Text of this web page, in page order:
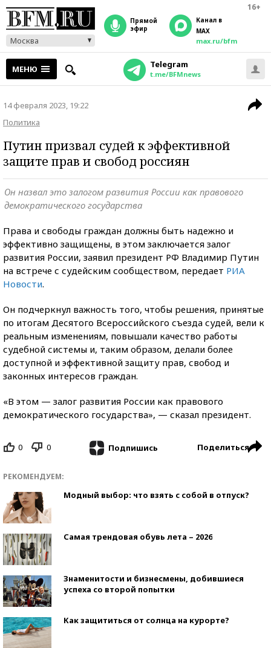
16+
Москва
прямой
эфир
Канал в
MAX
max.ru/bfm
МЕНЮ Telegram
t.me/BFMnews
14 февраля 2023, 19:22
Политика
Путин призвал судей к эффективной
защите прав и свобод россиян
Он назвал это залогом развития России как правового
демократического государства
Права и свободы граждан должны быть надежно и
эффективно защищены, в этом заключается залог
развития России, заявил президент РФ Владимир Путин
на встрече с судейским сообществом, передает РИА
Новости.
Он подчеркнул важность того, чтобы решения, принятые
по итогам Десятого Всероссийского съезда судей, вели к
реальным изменениям, повышали качество работы
судебной системы и, таким образом, делали более
доступной и эффективной защиту прав, свобод и
законных интересов граждан.
«В этом — залог развития России как правового
демократического государства», — сказал президент.
0 0 Подпишись Поделиться
РЕКОМЕНДУЕМ:
Модный выбор: что взять с собой в отпуск?
Самая трендовая обувь лета – 2026
Знаменитости и бизнесмены, добившиеся
успеха со второй попытки
Как защититься от солнца на курорте?